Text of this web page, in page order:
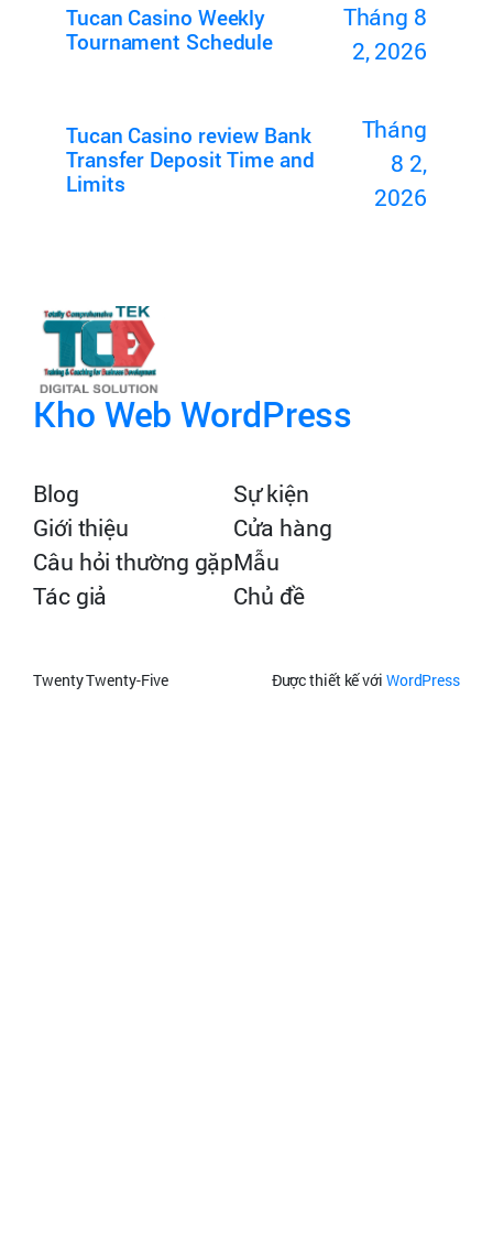
Tucan Casino Weekly
Tournament Schedule
Tháng 8
2, 2026
Tucan Casino review Bank
Transfer Deposit Time and
Limits
Tháng
8 2,
2026
Kho Web WordPress
Blog
Giới thiệu
Câu hỏi thường gặp
Tác giả
Sự kiện
Cửa hàng
Mẫu
Chủ đề
Twenty Twenty-Five Được thiết kế với WordPress